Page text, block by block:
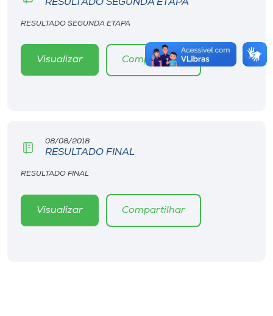
RESULTADO SEGUNDA ETAPA
RESULTADO SEGUNDA ETAPA
Visualizar Compartilhar
08/08/2018
RESULTADO FINAL
RESULTADO FINAL
Visualizar Compartilhar